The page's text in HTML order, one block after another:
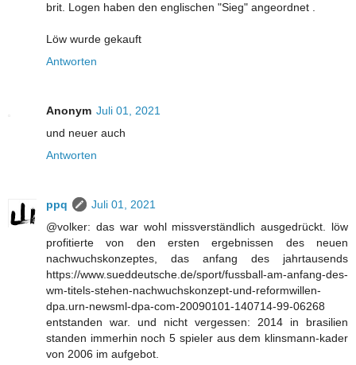
brit. Logen haben den englischen "Sieg" angeordnet .
Löw wurde gekauft
Antworten
Anonym Juli 01, 2021
und neuer auch
Antworten
ppq
Juli 01, 2021
@volker: das war wohl missverständlich ausgedrückt. löw
profitierte von den ersten ergebnissen des neuen
nachwuchskonzeptes, das anfang des jahrtausends
https://www.sueddeutsche.de/sport/fussball-am-anfang-des-
wm-titels-stehen-nachwuchskonzept-und-reformwillen-
dpa.urn-newsml-dpa-com-20090101-140714-99-06268
entstanden war. und nicht vergessen: 2014 in brasilien
standen immerhin noch 5 spieler aus dem klinsmann-kader
von 2006 im aufgebot.